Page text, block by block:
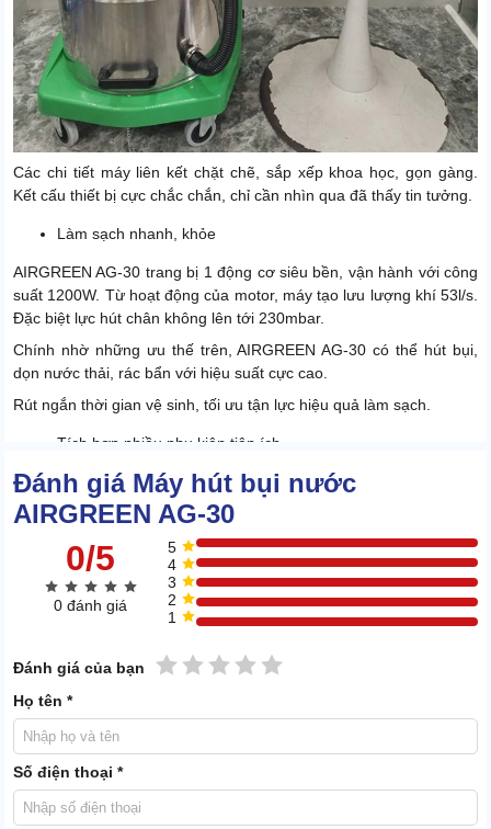
Các chi tiết máy liên kết chặt chẽ, sắp xếp khoa học, gọn gàng.
Kết cấu thiết bị cực chắc chắn, chỉ cần nhìn qua đã thấy tin tưởng.
Làm sạch nhanh, khỏe
AIRGREEN AG-30 trang bị 1 động cơ siêu bền, vận hành với công
suất 1200W. Từ hoạt động của motor, máy tạo lưu lượng khí 53l/s.
Đặc biệt lực hút chân không lên tới 230mbar.
Chính nhờ những ưu thế trên, AIRGREEN AG-30 có thể hút bụi,
dọn nước thải, rác bẩn với hiệu suất cực cao.
Rút ngắn thời gian vệ sinh, tối ưu tận lực hiệu quả làm sạch.
Tích hợp nhiều phụ kiện tiện ích
Đánh giá Máy hút bụi nước
AIRGREEN AG-30
0/5
0 đánh giá
5
4
3
2
1
Đánh giá của bạn 5 sao
4 sao
3 sao
2 sao
1 sao
Họ tên *
Số điện thoại *